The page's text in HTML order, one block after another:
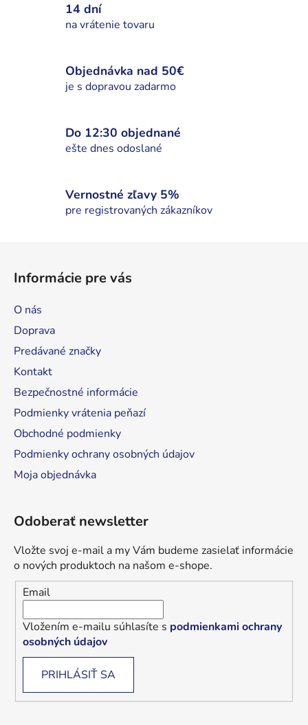
e
r
v
k
ý
p
u
e
14 dní
na vrátenie tovaru
Objednávka nad 50€
je s dopravou zadarmo
Do 12:30 objednané
ešte dnes odoslané
Vernostné zľavy 5%
pre registrovaných zákazníkov
Informácie pre vás
O nás
Doprava
Predávané značky
Kontakt
Bezpečnostné informácie
Podmienky vrátenia peňazí
Obchodné podmienky
Podmienky ochrany osobných údajov
Moja objednávka
Odoberať newsletter
Vložte svoj e-mail a my Vám budeme zasielať informácie
o nových produktoch na našom e-shope.
Email
Vložením e-mailu súhlasíte s podmienkami ochrany
osobných údajov
PRIHLÁSIŤ SA